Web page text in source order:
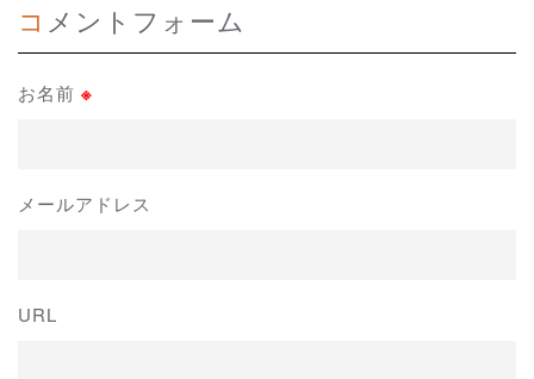
コメントフォーム
お名前 ※
メールアドレス
URL